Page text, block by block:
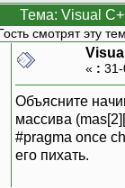
Тема: Visual
смотрят эту
« :
Объясните
массива
#pragma once
его пихать.